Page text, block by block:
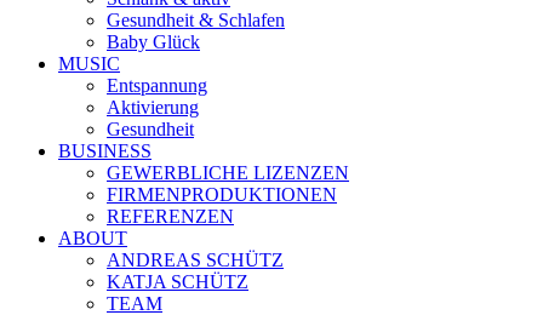
Gesundheit & Schlafen
Baby Glück
MUSIC
Entspannung
Aktivierung
Gesundheit
BUSINESS
GEWERBLICHE LIZENZEN
FIRMENPRODUKTIONEN
REFERENZEN
ABOUT
ANDREAS SCHÜTZ
KATJA SCHÜTZ
TEAM